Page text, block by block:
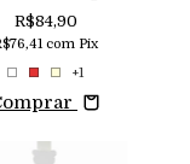
do Bebê
R$84,90
com Pix
+1